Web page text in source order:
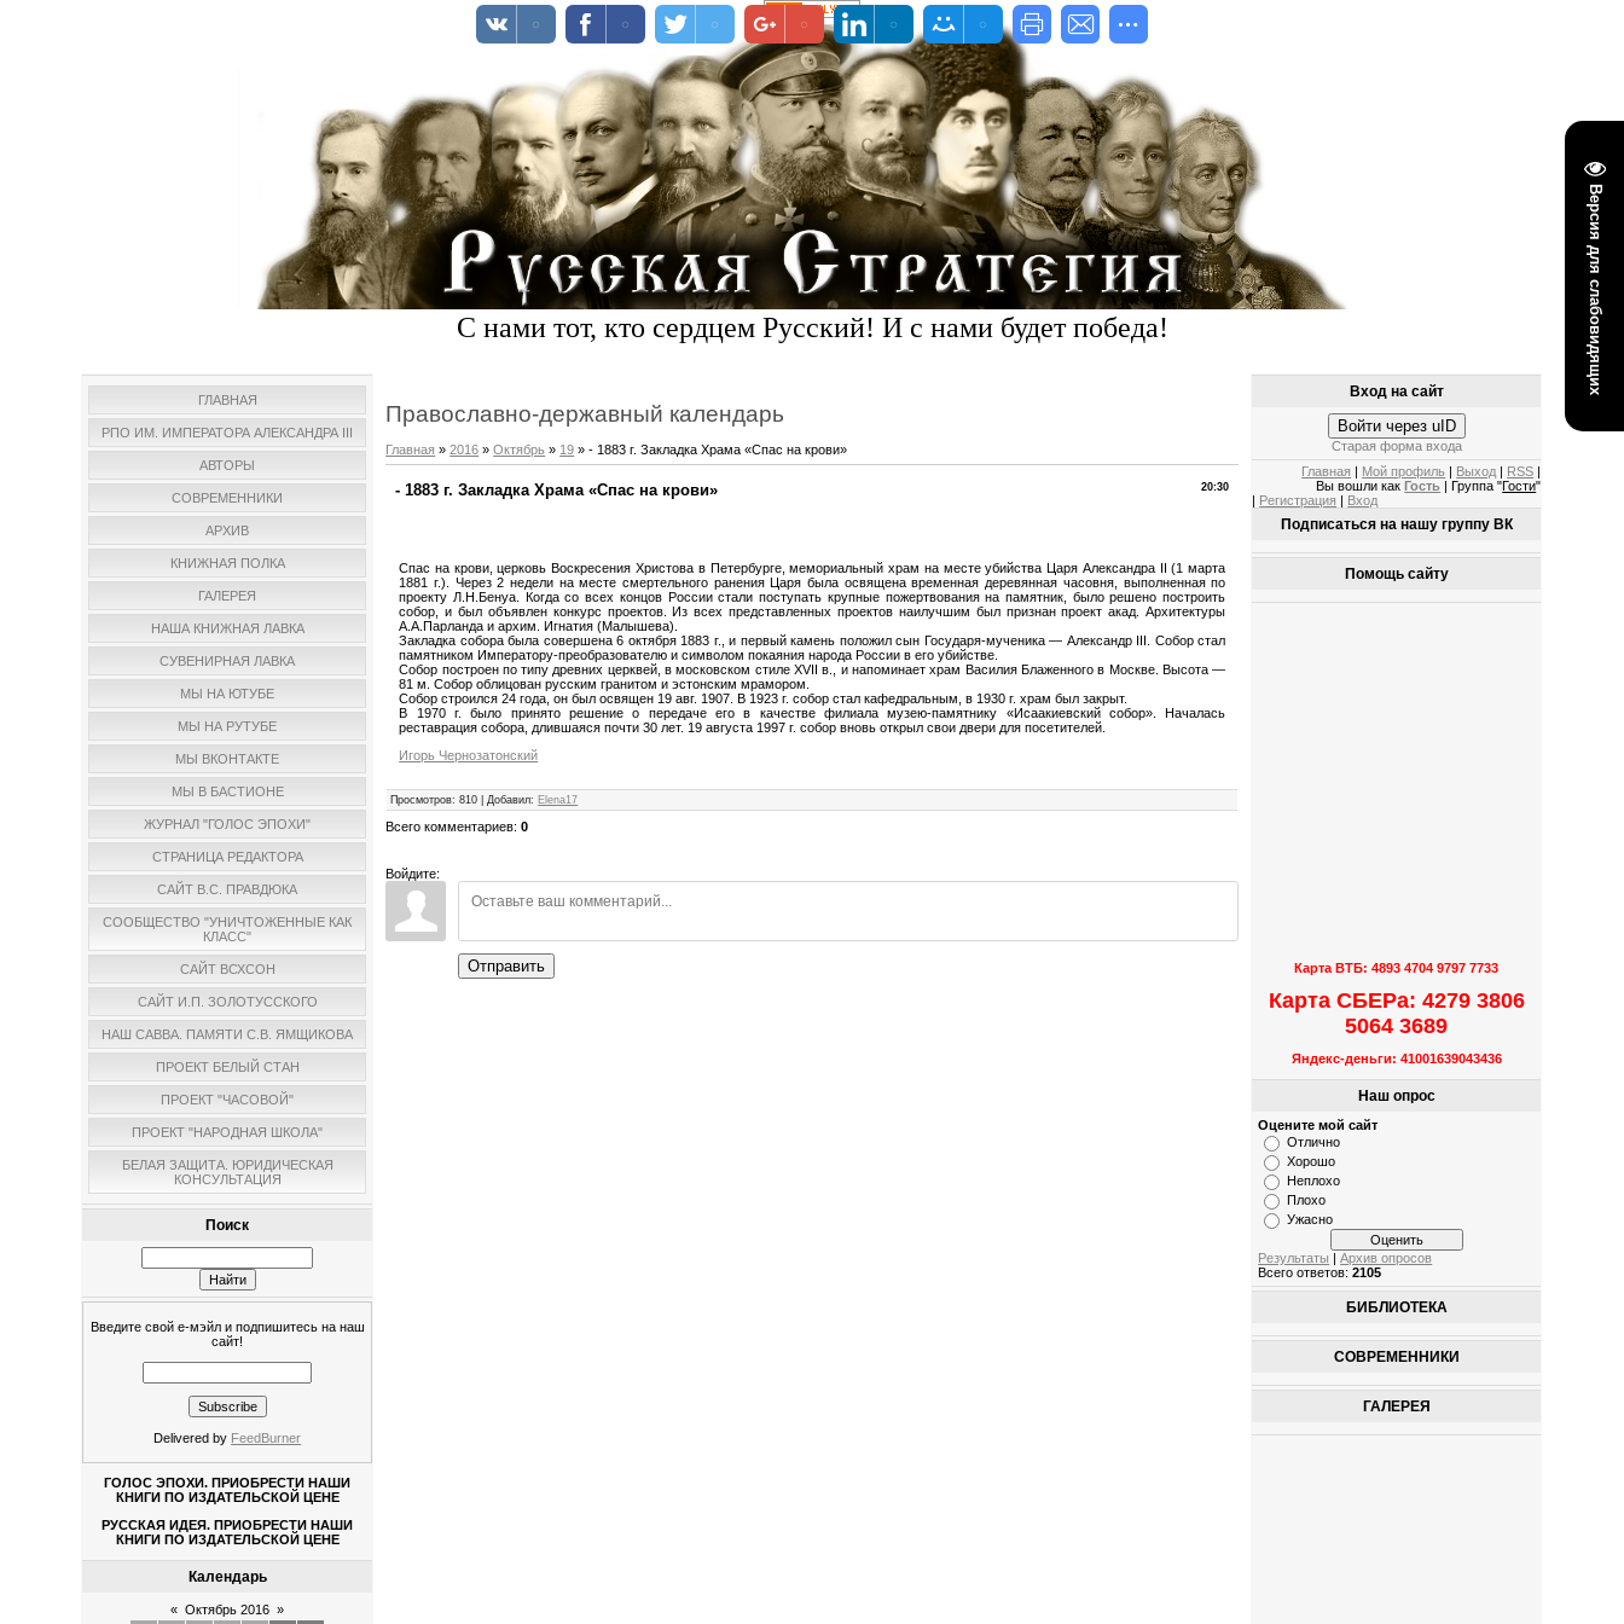
Версия для слабовидящих
С нами тот, кто сердцем Русский! И с нами будет победа!
ГЛАВНАЯ
РПО ИМ. ИМПЕРАТОРА АЛЕКСАНДРА III
АВТОРЫ
СОВРЕМЕННИКИ
АРХИВ
КНИЖНАЯ ПОЛКА
ГАЛЕРЕЯ
НАША КНИЖНАЯ ЛАВКА
СУВЕНИРНАЯ ЛАВКА
МЫ НА ЮТУБЕ
МЫ НА РУТУБЕ
МЫ ВКОНТАКТЕ
МЫ В БАСТИОНЕ
ЖУРНАЛ "ГОЛОС ЭПОХИ"
СТРАНИЦА РЕДАКТОРА
САЙТ В.С. ПРАВДЮКА
СООБЩЕСТВО "УНИЧТОЖЕННЫЕ КАК
КЛАСС"
САЙТ ВСХСОН
САЙТ И.П. ЗОЛОТУССКОГО
НАШ САВВА. ПАМЯТИ С.В. ЯМЩИКОВА
ПРОЕКТ БЕЛЫЙ СТАН
ПРОЕКТ "ЧАСОВОЙ"
ПРОЕКТ "НАРОДНАЯ ШКОЛА"
БЕЛАЯ ЗАЩИТА. ЮРИДИЧЕСКАЯ
КОНСУЛЬТАЦИЯ
Поиск
Введите свой е-мэйл и подпишитесь на наш
сайт!
Delivered by FeedBurner
ГОЛОС ЭПОХИ. ПРИОБРЕСТИ НАШИ
КНИГИ ПО ИЗДАТЕЛЬСКОЙ ЦЕНЕ
РУССКАЯ ИДЕЯ. ПРИОБРЕСТИ НАШИ
КНИГИ ПО ИЗДАТЕЛЬСКОЙ ЦЕНЕ
Календарь
« Октябрь 2016 »
Православно-державный календарь
Главная »2016 » Октябрь » 19 » - 1883 г. Закладка Храма «Спас на крови»
20:30
- 1883 г. Закладка Храма «Спас на крови»
Спас на крови, церковь Воскресения Христова в Петербурге, мемориальный храм на месте убийства Царя Александра II (1 марта
1881 г.). Через 2 недели на месте смертельного ранения Царя была освящена временная деревянная часовня, выполненная по
проекту Л.Н.Бенуа. Когда со всех концов России стали поступать крупные пожертвования на памятник, было решено построить
собор, и был объявлен конкурс проектов. Из всех представленных проектов наилучшим был признан проект акад. Архитектуры
А.А.Парланда и архим. Игнатия (Малышева).
Закладка собора была совершена 6 октября 1883 г., и первый камень положил сын Государя-мученика — Александр III. Собор стал
памятником Императору-преобразователю и символом покаяния народа России в его убийстве.
Собор построен по типу древних церквей, в московском стиле XVII в., и напоминает храм Василия Блаженного в Москве. Высота —
81 м. Собор облицован русским гранитом и эстонским мрамором.
Собор строился 24 года, он был освящен 19 авг. 1907. В 1923 г. собор стал кафедральным, в 1930 г. храм был закрыт.
В 1970 г. было принято решение о передаче его в качестве филиала музею-памятнику «Исаакиевский собор». Началась
реставрация собора, длившаяся почти 30 лет. 19 августа 1997 г. собор вновь открыл свои двери для посетителей.
Игорь Чернозатонский
Просмотров: 810 |Добавил: Elena17
Всего комментариев:0
Войдите:
Отправить
Вход на сайт
Войти через uID
Старая форма входа
Главная
Мой профиль Выход RSS
Вы вошли как Гость | Группа "Гости"
Регистрация Вход
Подписаться на нашу группу ВК
Помощь сайту
Карта ВТБ: 4893 4704 9797 7733
Карта СБЕРа: 4279 3806
5064 3689
Яндекс-деньги: 41001639043436
Наш опрос
Оцените мой сайт
Отлично
Хорошо
Неплохо
Плохо
Ужасно
Результаты |Архив опросов
Всего ответов:2105
БИБЛИОТЕКА
СОВРЕМЕННИКИ
ГАЛЕРЕЯ